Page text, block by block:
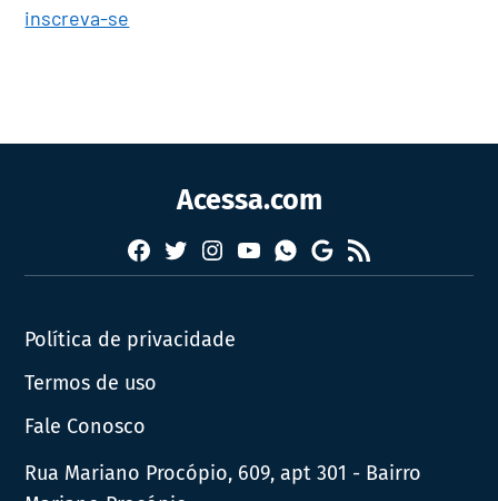
inscreva-se
Acessa.com
Facebook
TwitterInstagram
YouTubeWhatsapp
Google
News
RSS
Política de privacidade
Termos de uso
Fale Conosco
Rua Mariano Procópio, 609, apt 301 - Bairro